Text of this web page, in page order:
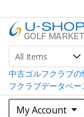
to
content
U-SHOP
中古ゴルフクラブ
中古ゴルフクラブ
フクラブデータベー
My Account